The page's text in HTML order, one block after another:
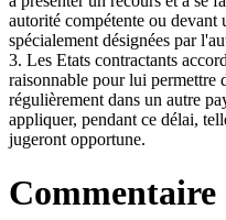
autorité compétente ou devant
spécialement désignées par
3. Les Etats contractants
raisonnable pour lui permettre
régulièrement dans un autre
appliquer, pendant ce délai,
jugeront opportune.
Commentaire